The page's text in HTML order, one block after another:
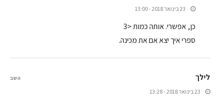
23 בינואר 2018 - 13:00
כן, אפשרי. אותה כמות <3
ספרי איך יצא אם את מכינה.
לילך
23 בינואר 2018 - 13:28
השב